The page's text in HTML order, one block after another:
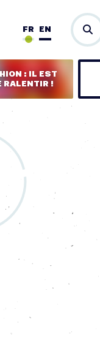
EN
FR
: IL EST
RALENTIR !